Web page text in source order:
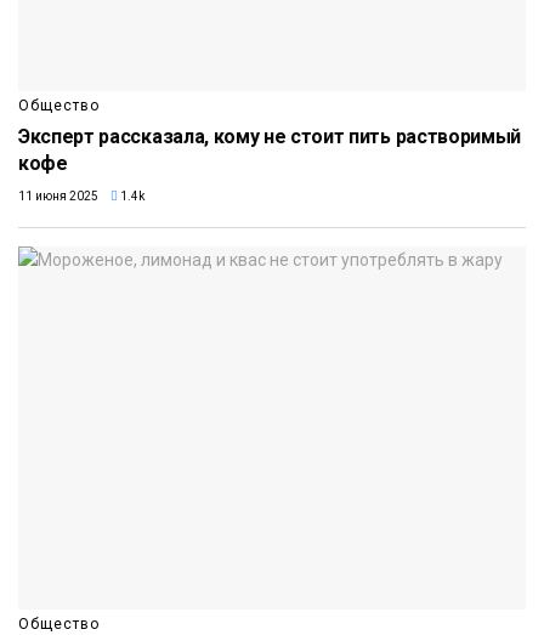
Общество
Эксперт рассказала, кому не стоит пить растворимый
кофе
11 июня 2025 1.4k
Общество